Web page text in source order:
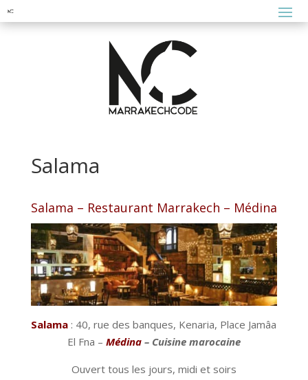
Salama
Salama – Restaurant Marrakech – Médina
Salama : 40, rue des banques, Kenaria, Place Jamâa
El Fna – Médina– Cuisine marocaine
Ouvert tous les jours, midi et soirs